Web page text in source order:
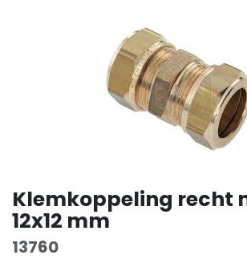
Klemkoppeling recht
12x12 mm
13760